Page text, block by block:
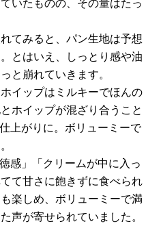
いたものの、その量はたっ
てみると、パン生地は予想
とはいえ、しっとり感や油
と崩れていきます。
イップはミルキーでほんの
ホイップが混ざり合うこと
上がりに。ボリューミーで
感」「クリームが中に入っ
て甘さに飽きずに食べられ
楽しめ、ボリューミーで満
声が寄せられていました。